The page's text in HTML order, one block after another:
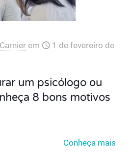
em
1 de fevereiro de
um psicólogo ou
8 bons motivos
Conheça mais